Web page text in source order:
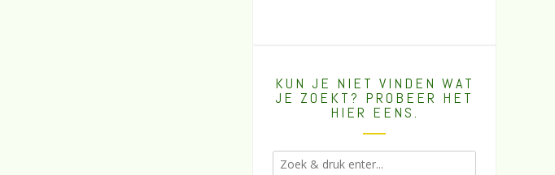
KUN JE NIET VINDEN WAT
JE ZOEKT? PROBEER HET
HIER EENS.